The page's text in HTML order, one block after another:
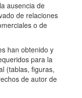
ausencia de
de relaciones
o de
han obtenido y
para la
(tablas, figuras,
de autor de